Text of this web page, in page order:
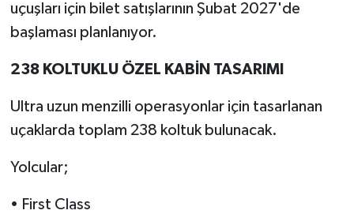
uçuşları için bilet satışlarının Şubat 2027'de
başlaması planlanıyor.
238 KOLTUKLU ÖZEL KABİN TASARIMI
Ultra uzun menzilli operasyonlar için tasarlanan
uçaklarda toplam 238 koltuk bulunacak.
Yolcular;
• First Class